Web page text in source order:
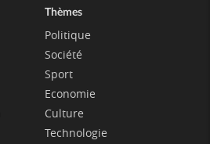
Thèmes
Politique
Société
Sport
Economie
Culture
Technologie